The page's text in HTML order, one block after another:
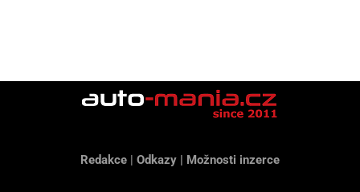
Redakce Odkazy Možnosti inzerce